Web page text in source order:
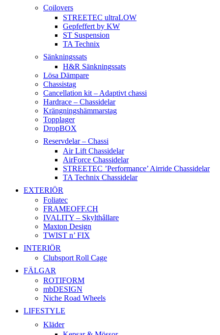
Coilovers
STREETEC ultraLOW
Gepfeffert by KW
ST Suspension
TA Technix
Sänkningssats
H&R Sänkningssats
Lösa Dämpare
Chassistag
Cancellation kit – Adaptivt chassi
Hardrace – Chassidelar
Krängningshämmarstag
Topplager
DropBOX
Reservdelar – Chassi
Air Lift Chassidelar
AirForce Chassidelar
STREETEC ’Performance’ Airride Chassidelar
TA Technix Chassidelar
EXTERIÖR
Foliatec
FRAMEOFF.CH
IVALITY – Skylthållare
Maxton Design
TWIST n’ FIX
INTERIÖR
Clubsport Roll Cage
FÄLGAR
ROTIFORM
mbDESIGN
Niche Road Wheels
LIFESTYLE
Kläder